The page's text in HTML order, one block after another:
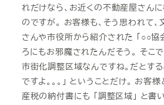
れだけなら、お近くの不動産屋さん
のですが。 お客様も、そう思われて
さんや市役所から紹介された 「○○協
ろにもお邪魔されたんだそう。 そこで
市街化調整区域なんですね。だとす
ですよ。。。」 ということだけ。 お客
産税の納付書にも 「調整区域」 と書